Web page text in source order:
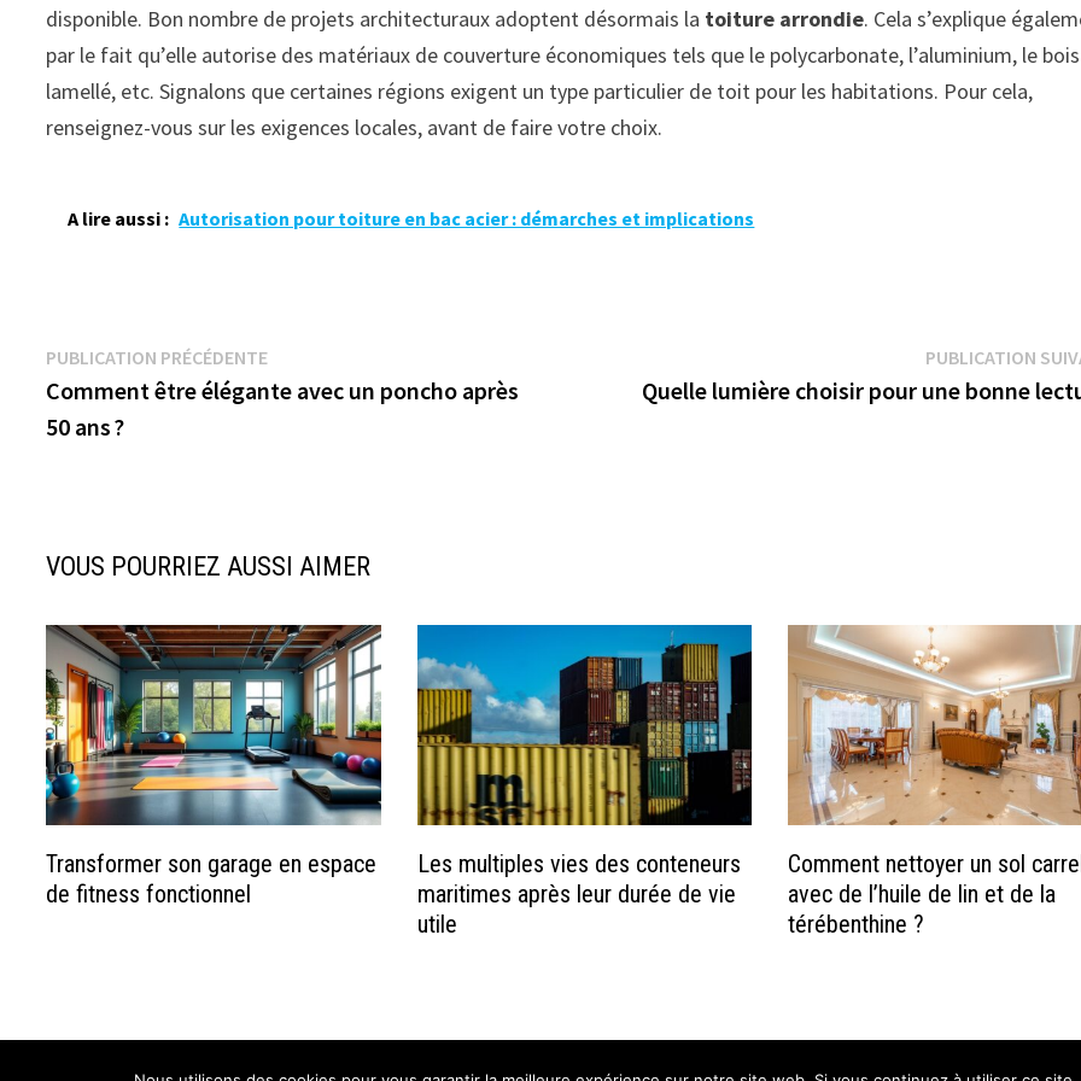
disponible. Bon nombre de projets architecturaux adoptent désormais la toiture arrondie. Cela s’explique
par le fait qu’elle autorise des matériaux de couverture économiques tels que le polycarbonate, l’aluminium, le bois
lamellé, etc. Signalons que certaines régions exigent un type particulier de toit pour les habitations. Pour cela,
renseignez-vous sur les exigences locales, avant de faire votre choix.
A lire aussi : Autorisation pour toiture en bac acier : démarches et implications
Navigation
de
PUBLICATION PRÉCÉDENTEPublication
précédente :
Comment être élégante avec un poncho après
50 ans ?
PUBLICATION
Quelle lumière choisir pour une bonne
VOUS POURRIEZ AUSSI AIMER
Transformer son garage en espace
de fitness fonctionnel
Les multiples vies des conteneurs
maritimes après leur durée de vie
utile
Comment nettoyer un sol
avec de l’huile de lin et de la
térébenthine ?